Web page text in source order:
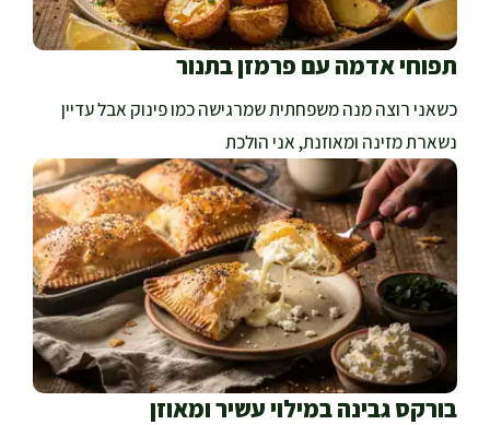
תפוחי אדמה עם פרמזן בתנור
כשאני רוצה מנה משפחתית שמרגישה כמו פינוק אבל עדיין
נשארת מזינה ומאוזנת, אני הולכת
בורקס גבינה במילוי עשיר ומאוזן